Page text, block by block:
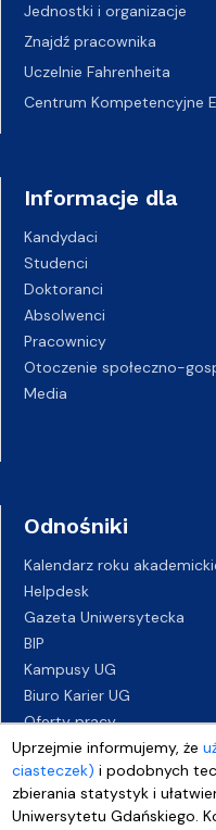
Uprzejmie informujemy, że
ciasteczek) i podobnych
zbierania statystyk i
Uniwersytetu Gdańskiego.
Jednostki i organizacje
Znajdź pracownika
Uczelnie Fahrenheita
Centrum Kompetencyjne
Informacje dla
Kandydaci
Studenci
Doktoranci
Absolwenci
Pracownicy
Otoczenie społeczno-
Media
Odnośniki
Kalendarz roku
Helpdesk
Gazeta Uniwersytecka
BIP
Kampusy UG
Biuro Karier UG
Oferty pracy
Deklaracja dostępności